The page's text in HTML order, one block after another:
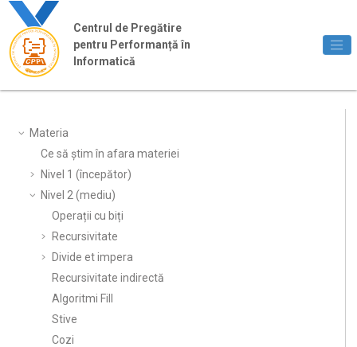
Jump to main content
Centrul de Pregătire
pentru Performanță în
Informatică
Materia
Ce să știm în afara materiei
Nivel 1 (începător)
Nivel 2 (mediu)
Operații cu biți
Recursivitate
Divide et impera
Recursivitate indirectă
Algoritmi Fill
Stive
Cozi